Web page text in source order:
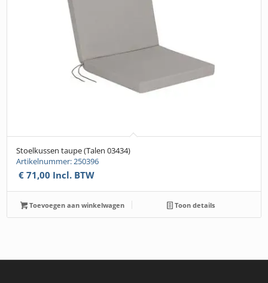
Stoelkussen taupe (Talen 03434)
Artikelnummer: 250396
€ 71,00 Incl. BTW
Toevoegen aan winkelwagen Toon details